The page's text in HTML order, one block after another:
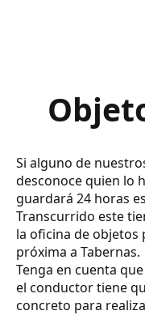
Si alguno de
desconoce quien lo
guardará 24 horas
Transcurrido este
la oficina de objetos
próxima a Tabernas.
Tenga en cuenta
el conductor tiene
concreto para